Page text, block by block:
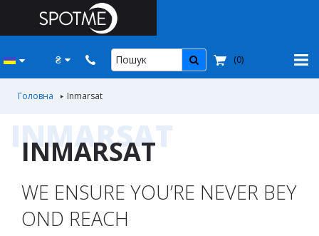
₴ (0)
Головна Inmarsat
INMARSAT
INMARSAT
WE ENSURE YOU’RE NEVER BEY
OND REACH